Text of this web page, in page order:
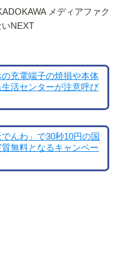
メディアファク
いNEXT
充電端子の焼損や本体
活センターが注意呼び
んわ」で30秒10円の国
無料となるキャンペー